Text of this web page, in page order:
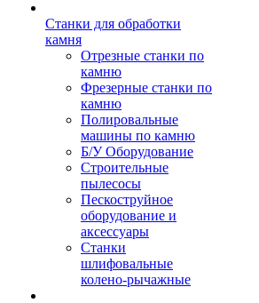
Станки для обработки
камня
Отрезные станки по
камню
Фрезерные станки по
камню
Полировальные
машины по камню
Б/У Оборудование
Строительные
пылесосы
Пескоструйное
оборудование и
аксессуары
Станки
шлифовальные
колено-рычажные